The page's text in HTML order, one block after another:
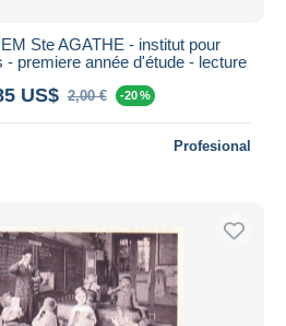
Ste AGATHE - institut pour
premiere année d'étude - lecture
US$ 2,00 € -20 %
Profesional